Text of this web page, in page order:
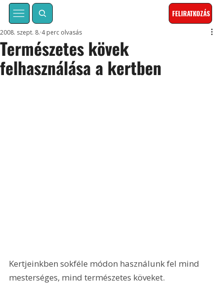
FELIRATKOZÁS
Természetes kövek
felhasználása a kertben
2008. szept. 8. 4 perc olvasás
Kertjeinkben sokféle módon használunk fel mind
mesterséges, mind természetes köveket.